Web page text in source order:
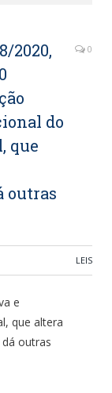
2020,
do
que
outras
0
LEIS
e
que altera
outras